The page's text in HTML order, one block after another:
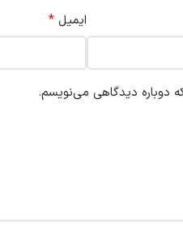
ایمیل *
دوباره دیدگاهی می‌نویسم.